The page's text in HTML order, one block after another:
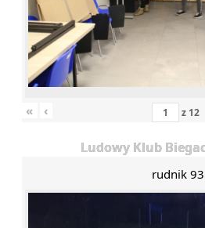
« ‹ z 12
Ludowy Klub
rudnik 93